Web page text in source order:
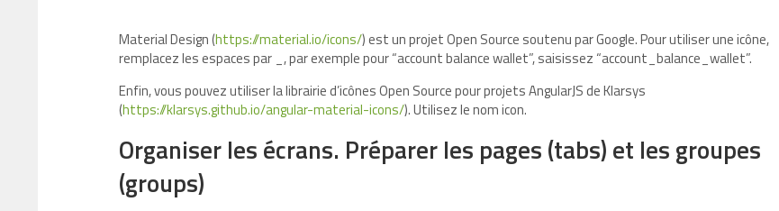
Material Design (https://material.io/icons/) est un projet Open Source soutenu par Google. Pour utiliser une icône,
remplacez les espaces par _, par exemple pour “account balance wallet”, saisissez “account_balance_wallet”.
Enfin, vous pouvez utiliser la librairie d’icônes Open Source pour projets AngularJS de Klarsys
(https://klarsys.github.io/angular-material-icons/). Utilisez le nom icon.
Organiser les écrans. Préparer les pages (tabs) et les groupes
(groups)